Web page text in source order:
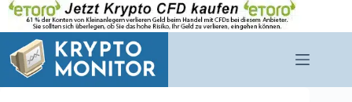
Zum
Inhalt
springen